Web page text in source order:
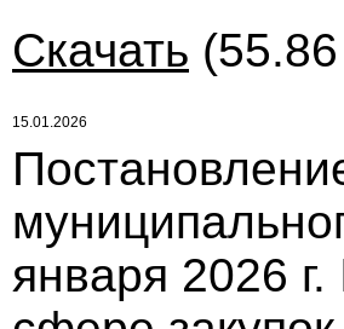
Скачать
15.01.2026
января 2026